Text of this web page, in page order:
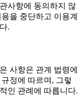
사항에 동의하지 않
을 중단하고 이용계
.
사항은 관계 법령에
정에 따르며, 그렇
인 관례에 따릅니다.